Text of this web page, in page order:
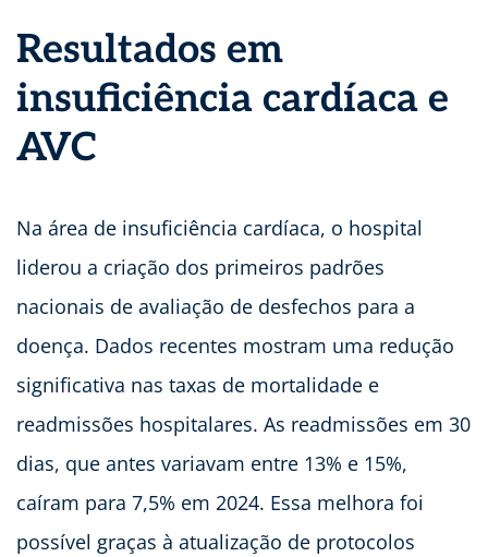
Resultados em
insuficiência cardíaca e
AVC
Na área de insuficiência cardíaca, o hospital
liderou a criação dos primeiros padrões
nacionais de avaliação de desfechos para a
doença. Dados recentes mostram uma redução
significativa nas taxas de mortalidade e
readmissões hospitalares. As readmissões em 30
dias, que antes variavam entre 13% e 15%,
caíram para 7,5% em 2024. Essa melhora foi
possível graças à atualização de protocolos